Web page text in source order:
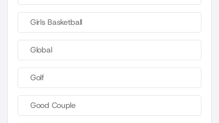
Girls Basketball
Global
Golf
Good Couple